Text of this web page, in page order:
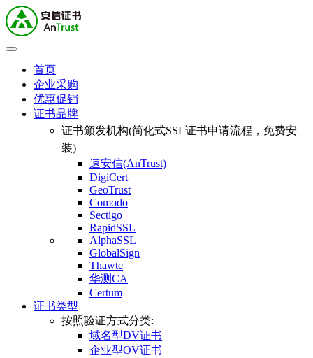
首页
企业采购
优惠促销
证书品牌
证书颁发机构(简化式SSL证书申请流程，免费安
装)
速安信(AnTrust)
DigiCert
GeoTrust
Comodo
Sectigo
RapidSSL
AlphaSSL
GlobalSign
Thawte
华测CA
Certum
证书类型
按照验证方式分类:
域名型DV证书
企业型OV证书